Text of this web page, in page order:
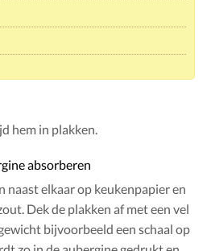
hem in plakken.
absorberen
naast elkaar op keukenpapier en
Dek de plakken af met een vel
bijvoorbeeld een schaal op